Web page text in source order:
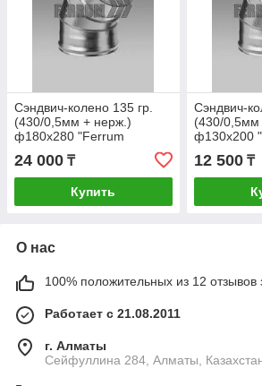
Сэндвич-колено 135 гр.
(430/0,5мм + нерж.)
ф180х280 "Ferrum
24 000 ₸
Купить
Сэндвич-
(430/0,5мм
ф130х200
12 500₸
О нас
100% положительных из 12 отзывов
Работает с 21.08.2011
г. Алматы
Сейфуллина 284, Алматы,